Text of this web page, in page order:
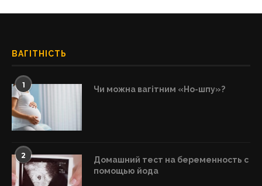
ВАГІТНІСТЬ
1 Чи можна вагітним «Но-шпу»?
2
Домашний тест на беременность с
помощью йода